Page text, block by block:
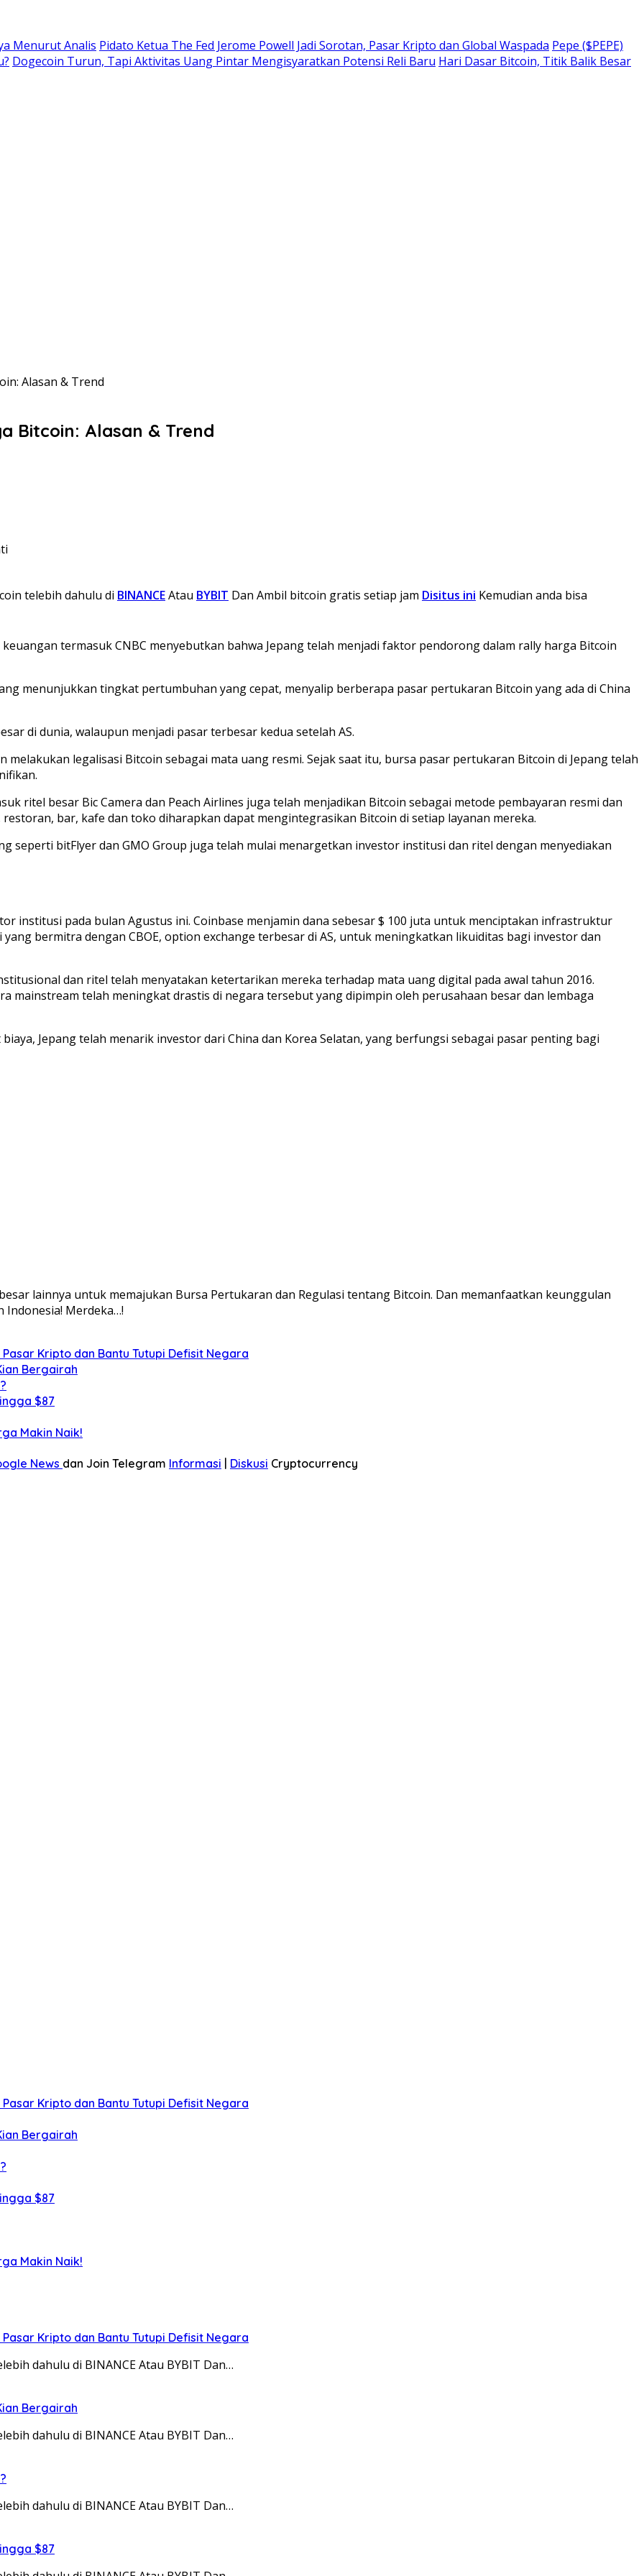
Menurut Analis Pidato Ketua The Fed Jerome Powell Jadi Sorotan, Pasar Kripto dan Global Waspada Pepe ($PEPE)
Dogecoin Turun, Tapi Aktivitas Uang Pintar Mengisyaratkan Potensi Reli Baru Hari Dasar Bitcoin, Titik Balik Besar
Alasan & Trend
Bitcoin: Alasan & Trend
telebih dahulu di BINANCEAtau BYBIT Dan Ambil bitcoin gratis setiap jam Disitus ini Kemudian anda bisa
termasuk CNBC menyebutkan bahwa Jepang telah menjadi faktor pendorong dalam rally harga Bitcoin
menunjukkan tingkat pertumbuhan yang cepat, menyalip berberapa pasar pertukaran Bitcoin yang ada di China
di dunia, walaupun menjadi pasar terbesar kedua setelah AS.
melakukan legalisasi Bitcoin sebagai mata uang resmi. Sejak saat itu, bursa pasar pertukaran Bitcoin di Jepang telah
ritel besar Bic Camera dan Peach Airlines juga telah menjadikan Bitcoin sebagai metode pembayaran resmi dan
bar, kafe dan toko diharapkan dapat mengintegrasikan Bitcoin di setiap layanan mereka.
seperti bitFlyer dan GMO Group juga telah mulai menargetkan investor institusi dan ritel dengan menyediakan
institusi pada bulan Agustus ini. Coinbase menjamin dana sebesar $ 100 juta untuk menciptakan infrastruktur
bermitra dengan CBOE, option exchange terbesar di AS, untuk meningkatkan likuiditas bagi investor dan
dan ritel telah menyatakan ketertarikan mereka terhadap mata uang digital pada awal tahun 2016.
mainstream telah meningkat drastis di negara tersebut yang dipimpin oleh perusahaan besar dan lembaga
Jepang telah menarik investor dari China dan Korea Selatan, yang berfungsi sebagai pasar penting bagi
lainnya untuk memajukan Bursa Pertukaran dan Regulasi tentang Bitcoin. Dan memanfaatkan keunggulan
Merdeka…!
Kripto dan Bantu Tutupi Defisit Negara
Bergairah
$87
Makin Naik!
News dan Join Telegram Informasi | Diskusi Cryptocurrency
Kripto dan Bantu Tutupi Defisit Negara
Bergairah
$87
Makin Naik!
Kripto dan Bantu Tutupi Defisit Negara
dahulu di BINANCE Atau BYBIT Dan…
Bergairah
dahulu di BINANCE Atau BYBIT Dan…
dahulu di BINANCE Atau BYBIT Dan…
$87